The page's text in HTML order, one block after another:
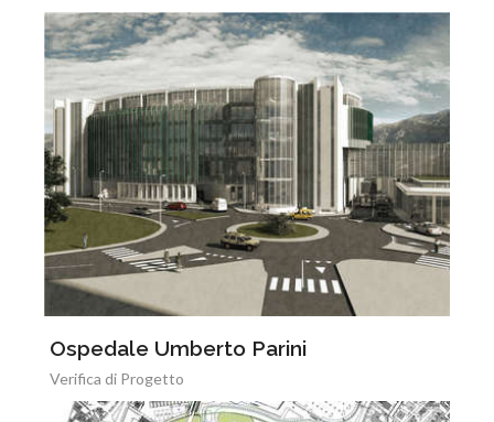
Ospedale Umberto Parini
Verifica di Progetto